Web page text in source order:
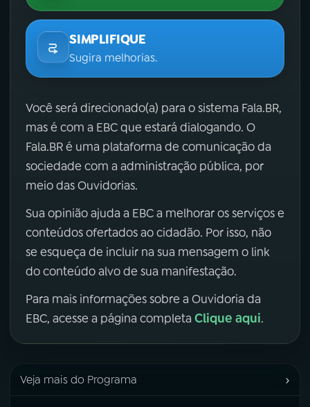
SIMPLIFIQUE
Sugira melhorias.
Você será direcionado(a) para o sistema Fala.BR,
mas é com a EBC que estará dialogando. O
Fala.BR é uma plataforma de comunicação da
sociedade com a administração pública, por
meio das Ouvidorias.
Sua opinião ajuda a EBC a melhorar os serviços e
conteúdos ofertados ao cidadão. Por isso, não
se esqueça de incluir na sua mensagem o link
do conteúdo alvo de sua manifestação.
Para mais informações sobre a Ouvidoria da
EBC, acesse a página completa Clique aqui.
Veja mais do Programa ›